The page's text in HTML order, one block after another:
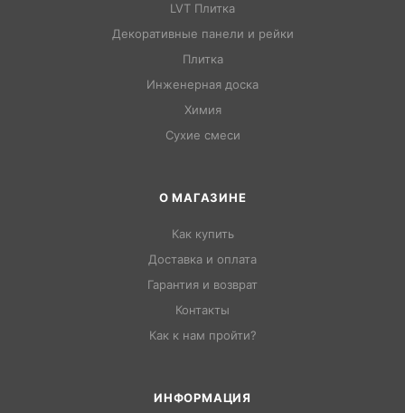
LVT Плитка
Декоративные панели и рейки
Плитка
Инженерная доска
Химия
Сухие смеси
О МАГАЗИНЕ
Как купить
Доставка и оплата
Гарантия и возврат
Контакты
Как к нам пройти?
ИНФОРМАЦИЯ